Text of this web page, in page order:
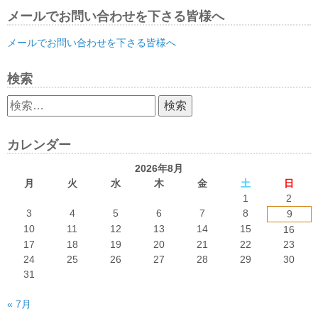
メールでお問い合わせを下さる皆様へ
メールでお問い合わせを下さる皆様へ
検索
検
索:
カレンダー
2026年8月
月
火 水 木 金 土
日
1
2
3
4 5 6 7 8
9
10
11 12 13 14 15
16
17
18 19 20 21 22
23
24
25 26 27 28 29
30
31
« 7月